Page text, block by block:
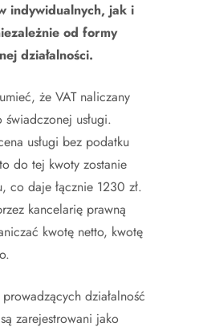
indywidualnych, jak i
od formy
działalności.
że VAT naliczany
usługi.
usługi bez podatku
do tej kwoty zostanie
co daje łącznie 1230 zł.
kancelarię prawną
kwotę netto, kwotę
działalność
zarejestrowani jako